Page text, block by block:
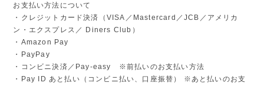
お支払い方法について
・クレジットカード決済（VISA／Mastercard／JCB／アメリカ
ン・エクスプレス／ Diners Club）
・Amazon Pay
・PayPay
・コンビニ決済／Pay-easy ※前払いのお支払い方法
・Pay ID あと払い（コンビニ払い、口座振替） ※あと払いのお支